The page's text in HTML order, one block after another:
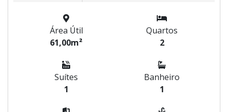
Área Útil
61,00m²
Quartos
2
Suítes
1
Banheiro
1